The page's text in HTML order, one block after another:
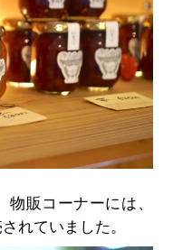
販コーナーには、
れていました。